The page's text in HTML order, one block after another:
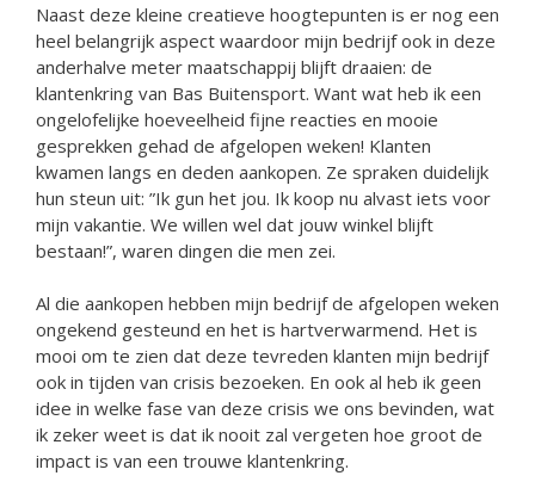
Naast deze kleine creatieve hoogtepunten is er nog een
heel belangrijk aspect waardoor mijn bedrijf ook in deze
anderhalve meter maatschappij blijft draaien: de
klantenkring van Bas Buitensport. Want wat heb ik een
ongelofelijke hoeveelheid fijne reacties en mooie
gesprekken gehad de afgelopen weken! Klanten
kwamen langs en deden aankopen. Ze spraken duidelijk
hun steun uit: ”Ik gun het jou. Ik koop nu alvast iets voor
mijn vakantie. We willen wel dat jouw winkel blijft
bestaan!”, waren dingen die men zei.
Al die aankopen hebben mijn bedrijf de afgelopen weken
ongekend gesteund en het is hartverwarmend. Het is
mooi om te zien dat deze tevreden klanten mijn bedrijf
ook in tijden van crisis bezoeken. En ook al heb ik geen
idee in welke fase van deze crisis we ons bevinden, wat
ik zeker weet is dat ik nooit zal vergeten hoe groot de
impact is van een trouwe klantenkring.